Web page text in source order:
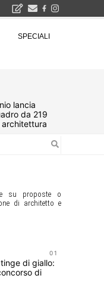
SPECIALI
lancia
da 219
architettura
su proposte o
di architetto e
01
di giallo:
di